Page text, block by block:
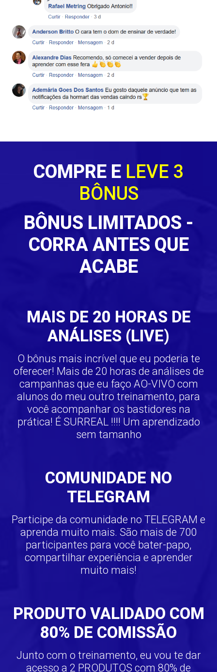
COMPRE E LEVE 3
BÔNUS
BÔNUS LIMITADOS -
CORRA ANTES QUE
ACABE
MAIS DE 20 HORAS DE
ANÁLISES (LIVE)
O bônus mais incrível que eu poderia te
oferecer! Mais de 20 horas de análises de
campanhas que eu faço AO-VIVO com
alunos do meu outro treinamento, para
você acompanhar os bastidores na
prática! É SURREAL !!!! Um aprendizado
sem tamanho
COMUNIDADE NO
TELEGRAM
Participe da comunidade no TELEGRAM e
aprenda muito mais. São mais de 700
participantes para você bater-papo,
compartilhar experiência e aprender
muito mais!
PRODUTO VALIDADO COM
80% DE COMISSÃO
Junto com o treinamento, eu vou te dar
acesso a 2 PRODUTOS com 80% de